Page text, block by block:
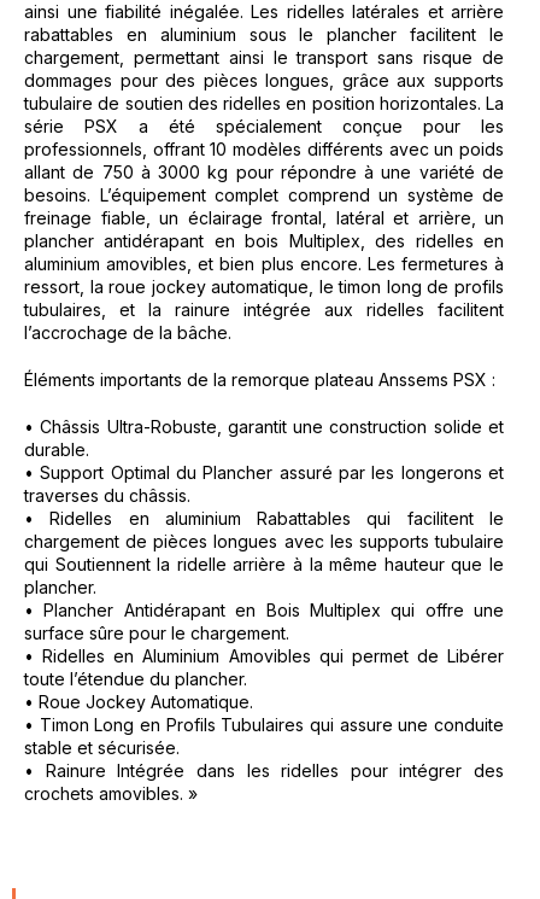
ainsi une fiabilité inégalée. Les ridelles latérales et arrière
rabattables en aluminium sous le plancher facilitent le
chargement, permettant ainsi le transport sans risque de
dommages pour des pièces longues, grâce aux supports
tubulaire de soutien des ridelles en position horizontales. La
série PSX a été spécialement conçue pour les
professionnels, offrant 10 modèles différents avec un poids
allant de 750 à 3000 kg pour répondre à une variété de
besoins. L’équipement complet comprend un système de
freinage fiable, un éclairage frontal, latéral et arrière, un
plancher antidérapant en bois Multiplex, des ridelles en
aluminium amovibles, et bien plus encore. Les fermetures à
ressort, la roue jockey automatique, le timon long de profils
tubulaires, et la rainure intégrée aux ridelles facilitent
l’accrochage de la bâche.
Éléments importants de la remorque plateau Anssems PSX :
• Châssis Ultra-Robuste, garantit une construction solide et
durable.
• Support Optimal du Plancher assuré par les longerons et
traverses du châssis.
• Ridelles en aluminium Rabattables qui facilitent le
chargement de pièces longues avec les supports tubulaire
qui Soutiennent la ridelle arrière à la même hauteur que le
plancher.
• Plancher Antidérapant en Bois Multiplex qui offre une
surface sûre pour le chargement.
• Ridelles en Aluminium Amovibles qui permet de Libérer
toute l’étendue du plancher.
• Roue Jockey Automatique.
• Timon Long en Profils Tubulaires qui assure une conduite
stable et sécurisée.
• Rainure Intégrée dans les ridelles pour intégrer des
crochets amovibles. »